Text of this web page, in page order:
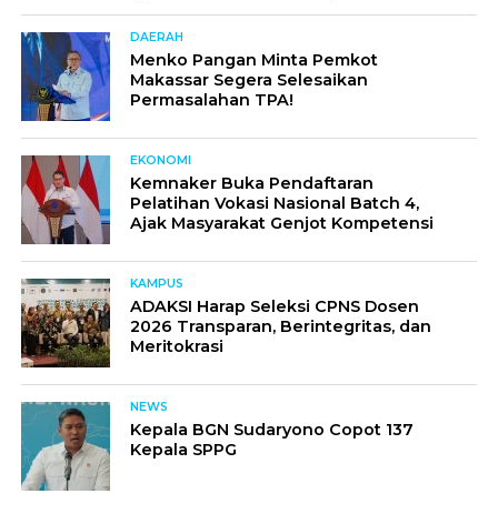
DAERAH
Menko Pangan Minta Pemkot
Makassar Segera Selesaikan
Permasalahan TPA!
EKONOMI
Kemnaker Buka Pendaftaran
Pelatihan Vokasi Nasional Batch 4,
Ajak Masyarakat Genjot Kompetensi
KAMPUS
ADAKSI Harap Seleksi CPNS Dosen
2026 Transparan, Berintegritas, dan
Meritokrasi
NEWS
Kepala BGN Sudaryono Copot 137
Kepala SPPG